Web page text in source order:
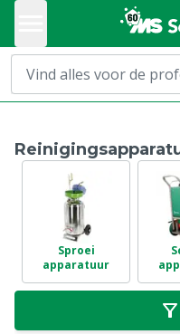
Sproei
apparatuur